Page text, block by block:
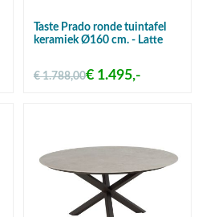
Taste Prado ronde tuintafel
keramiek Ø160 cm. - Latte
€ 1.788,00€ 1.495,-